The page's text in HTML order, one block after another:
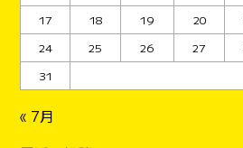
17
18 19 20
24
25 26 27
31
« 7月